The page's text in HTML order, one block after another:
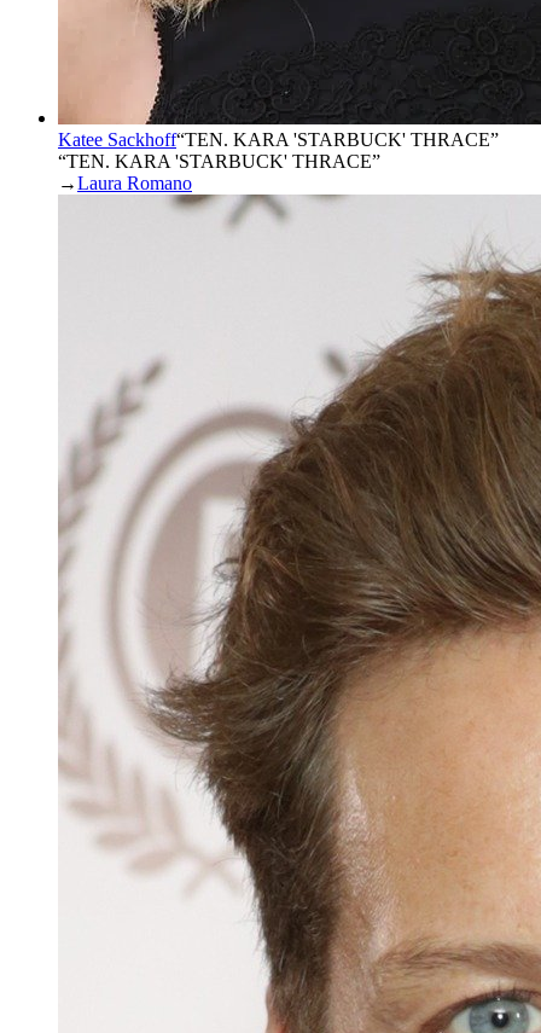
Katee Sackhoff“TEN. KARA 'STARBUCK' THRACE”
“TEN. KARA 'STARBUCK' THRACE”
→Laura Romano